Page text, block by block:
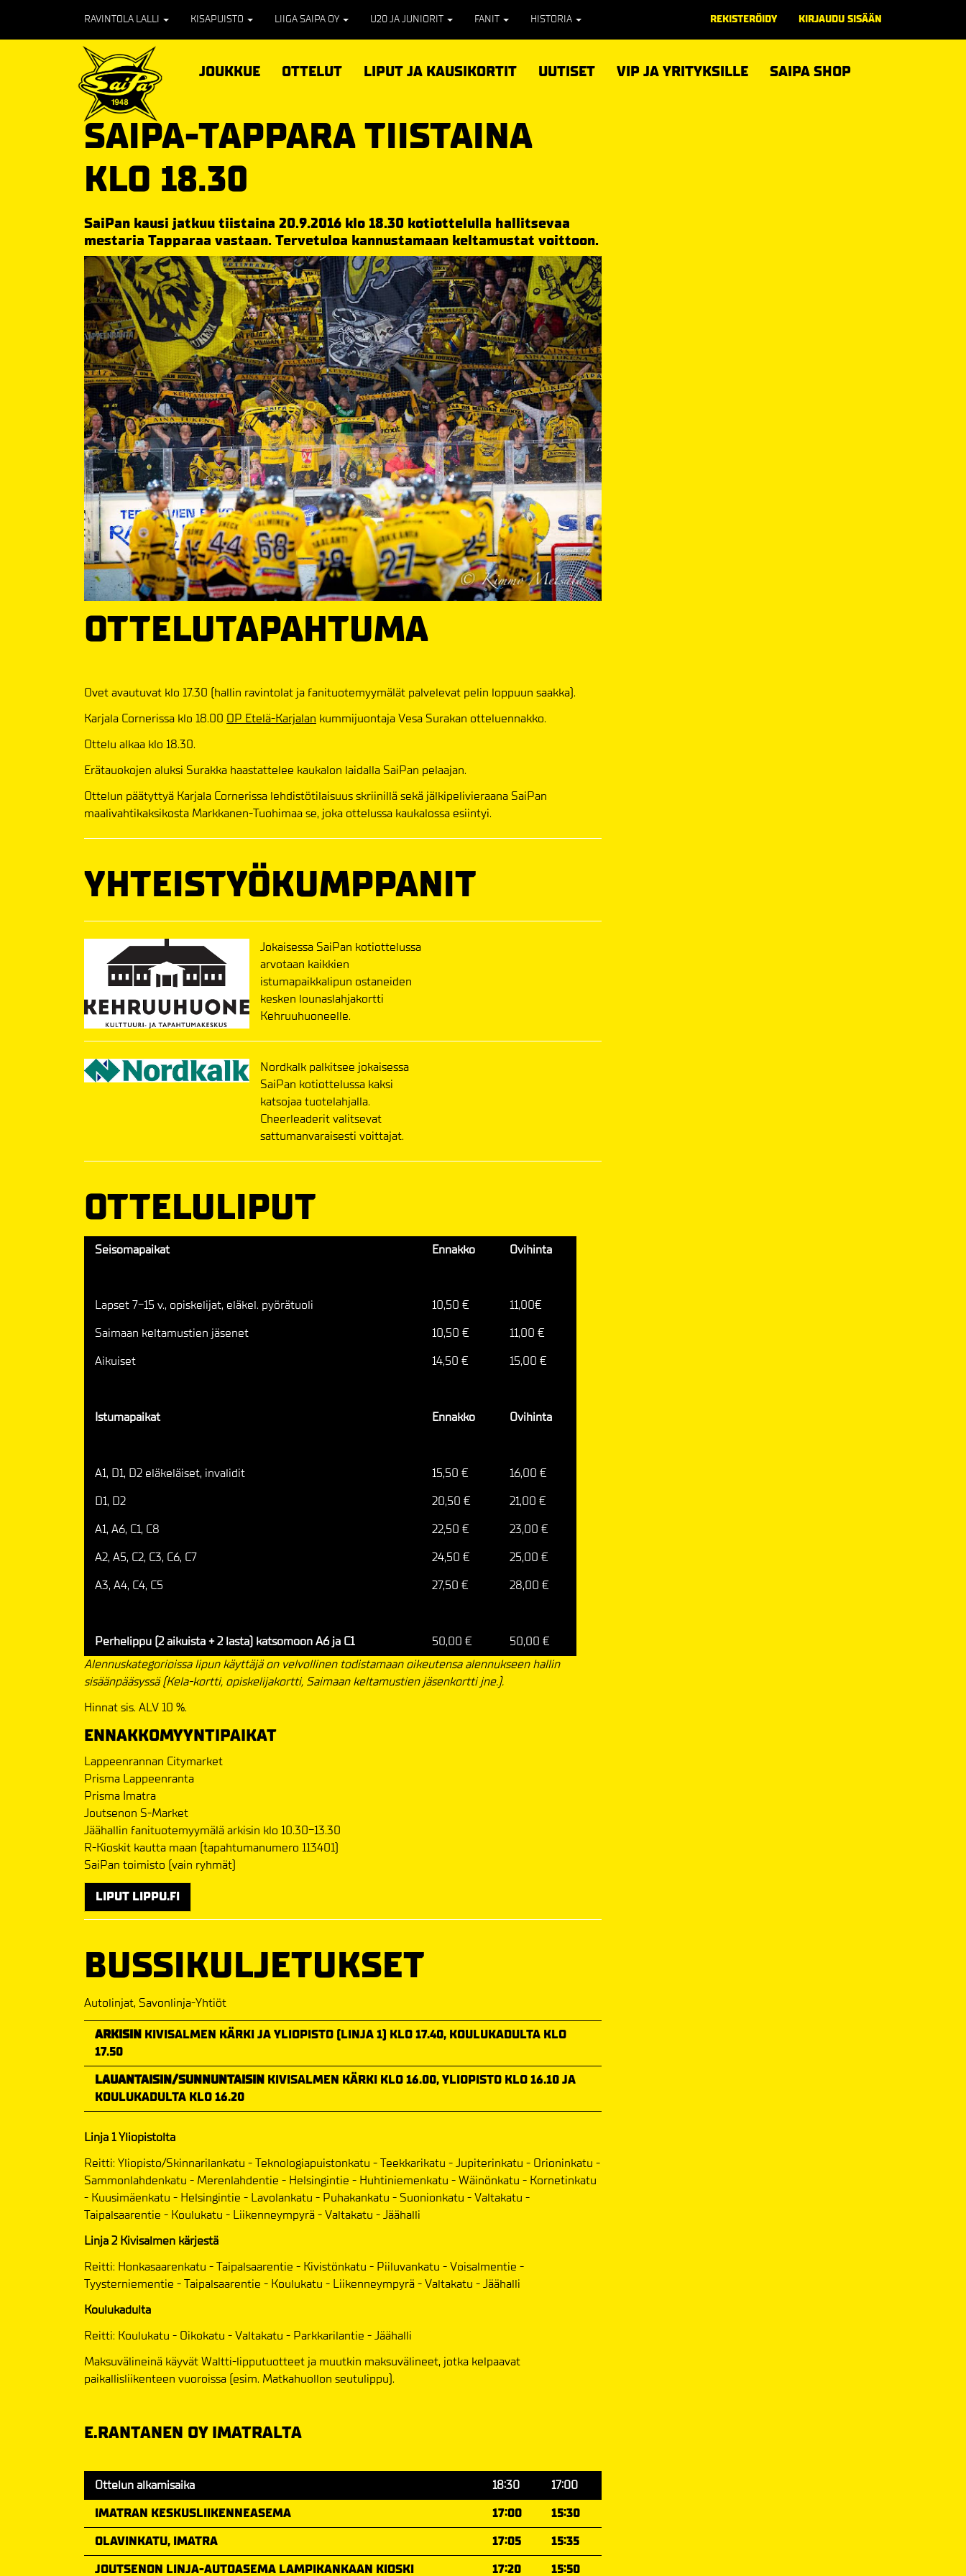
RAVINTOLA LALLI KISAPUISTO LIIGA SAIPA OY U20 JA JUNIORIT FANIT HISTORIA REKISTERÖIDY KIRJAUDU SISÄÄN
JOUKKUE OTTELUT LIPUT JA KAUSIKORTIT UUTISET VIP JA YRITYKSILLE SAIPA SHOP
SAIPA-TAPPARA TIISTAINA
KLO 18.30
SaiPan kausi jatkuu tiistaina 20.9.2016 klo 18.30 kotiottelulla hallitsevaa
mestaria Tapparaa vastaan. Tervetuloa kannustamaan keltamustat voittoon.
OTTELUTAPAHTUMA
Ovet avautuvat klo 17.30 (hallin ravintolat ja fanituotemyymälät palvelevat pelin loppuun saakka).
Karjala Cornerissa klo 18.00 OP Etelä-Karjalan kummijuontaja Vesa Surakan otteluennakko.
Ottelu alkaa klo 18.30.
Erätauokojen aluksi Surakka haastattelee kaukalon laidalla SaiPan pelaajan.
Ottelun päätyttyä Karjala Cornerissa lehdistötilaisuus skriinillä sekä jälkipelivieraana SaiPan
maalivahtikaksikosta Markkanen-Tuohimaa se, joka ottelussa kaukalossa esiintyi.
YHTEISTYÖKUMPPANIT
Jokaisessa SaiPan kotiottelussa
arvotaan kaikkien
istumapaikkalipun ostaneiden
kesken lounaslahjakortti
Kehruuhuoneelle.
Nordkalk palkitsee jokaisessa
SaiPan kotiottelussa kaksi
katsojaa tuotelahjalla.
Cheerleaderit valitsevat
sattumanvaraisesti voittajat.
OTTELULIPUT
Seisomapaikat Ennakko Ovihinta
Lapset 7-15 v., opiskelijat, eläkel. pyörätuoli 10,50 €
11,00€
Saimaan keltamustien jäsenet
10,50 €
11,00 €
Aikuiset
14,50 € 15,00 €
Istumapaikat Ennakko Ovihinta
A1, D1, D2 eläkeläiset, invalidit 15,50 €
16,00 €
D1, D2
20,50 €
21,00 €
A1, A6, C1, C8
22,50 €
23,00 €
A2, A5, C2, C3, C6, C7
24,50 €
25,00 €
A3, A4, C4, C5
27,50 € 28,00 €
Perhelippu (2 aikuista + 2 lasta) katsomoon A6 ja C1 50,00 €
50,00 €
Alennuskategorioissa lipun käyttäjä on velvollinen todistamaan oikeutensa alennukseen hallin
sisäänpääsyssä (Kela-kortti, opiskelijakortti, Saimaan keltamustien jäsenkortti jne.).
Hinnat sis. ALV 10 %.
ENNAKKOMYYNTIPAIKAT
Lappeenrannan Citymarket
Prisma Lappeenranta
Prisma Imatra
Joutsenon S-Market
Jäähallin fanituotemyymälä arkisin klo 10.30-13.30
R-Kioskit kautta maan (tapahtumanumero 113401)
SaiPan toimisto (vain ryhmät)
LIPUT LIPPU.FI
BUSSIKULJETUKSET
Autolinjat, Savonlinja-Yhtiöt
ARKISIN KIVISALMEN KÄRKI JA YLIOPISTO (LINJA 1) KLO 17.40, KOULUKADULTA KLO
17.50
LAUANTAISIN/SUNNUNTAISIN KIVISALMEN KÄRKI KLO 16.00, YLIOPISTO KLO 16.10 JA
KOULUKADULTA KLO 16.20
Linja 1 Yliopistolta
Reitti: Yliopisto/Skinnarilankatu - Teknologiapuistonkatu - Teekkarikatu - Jupiterinkatu - Orioninkatu -
Sammonlahdenkatu - Merenlahdentie - Helsingintie - Huhtiniemenkatu - Wäinönkatu - Kornetinkatu
- Kuusimäenkatu - Helsingintie - Lavolankatu - Puhakankatu - Suonionkatu - Valtakatu -
Taipalsaarentie - Koulukatu - Liikenneympyrä - Valtakatu - Jäähalli
Linja 2 Kivisalmen kärjestä
Reitti: Honkasaarenkatu - Taipalsaarentie - Kivistönkatu - Piiluvankatu - Voisalmentie -
Tyysterniementie - Taipalsaarentie - Koulukatu - Liikenneympyrä - Valtakatu - Jäähalli
Koulukadulta
Reitti: Koulukatu - Oikokatu - Valtakatu - Parkkarilantie - Jäähalli
Maksuvälineinä käyvät Waltti-lipputuotteet ja muutkin maksuvälineet, jotka kelpaavat
paikallisliikenteen vuoroissa (esim. Matkahuollon seutulippu).
E.RANTANEN OY IMATRALTA
Ottelun alkamisaika 18:30
17:00
IMATRAN KESKUSLIIKENNEASEMA
17:00
15:30
OLAVINKATU, IMATRA
17:05
15:35
JOUTSENON LINJA-AUTOASEMA LAMPIKANKAAN KIOSKI
17:20 15:50